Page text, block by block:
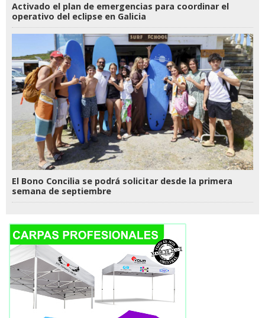
Activado el plan de emergencias para coordinar el
operativo del eclipse en Galicia
El Bono Concilia se podrá solicitar desde la primera
semana de septiembre